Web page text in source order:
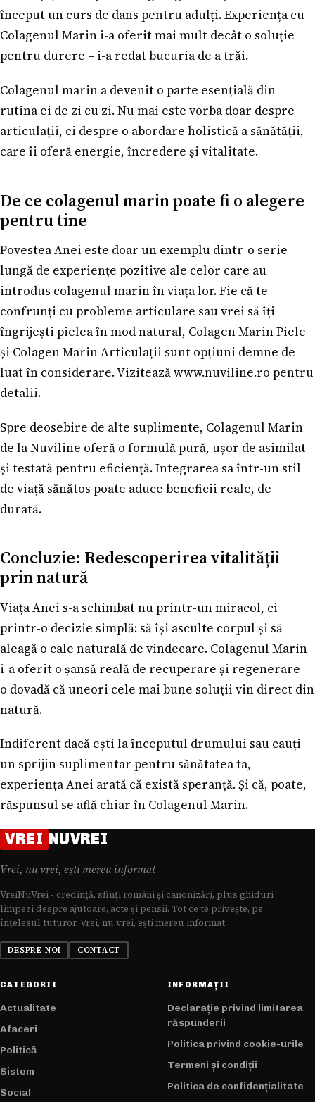
început un curs de dans pentru adulți. Experiența cu
Colagenul Marin i-a oferit mai mult decât o soluție
pentru durere – i-a redat bucuria de a trăi.
Colagenul marin a devenit o parte esențială din
rutina ei de zi cu zi. Nu mai este vorba doar despre
articulații, ci despre o abordare holistică a sănătății,
care îi oferă energie, încredere și vitalitate.
De ce colagenul marin poate fi o alegere
pentru tine
Povestea Anei este doar un exemplu dintr-o serie
lungă de experiențe pozitive ale celor care au
introdus colagenul marin în viața lor. Fie că te
confrunți cu probleme articulare sau vrei să îți
îngrijești pielea în mod natural, Colagen Marin Piele
și Colagen Marin Articulații sunt opțiuni demne de
luat în considerare. Vizitează www.nuviline.ro pentru
detalii.
Spre deosebire de alte suplimente, Colagenul Marin
de la Nuviline oferă o formulă pură, ușor de asimilat
și testată pentru eficiență. Integrarea sa într-un stil
de viață sănătos poate aduce beneficii reale, de
durată.
Concluzie: Redescoperirea vitalității
prin natură
Viața Anei s-a schimbat nu printr-un miracol, ci
printr-o decizie simplă: să își asculte corpul și să
aleagă o cale naturală de vindecare. Colagenul Marin
i-a oferit o șansă reală de recuperare și regenerare –
o dovadă că uneori cele mai bune soluții vin direct din
natură.
Indiferent dacă ești la începutul drumului sau cauți
un sprijin suplimentar pentru sănătatea ta,
experiența Anei arată că există speranță. Și că, poate,
răspunsul se află chiar în Colagenul Marin.
VREI NUVREI
Vrei, nu vrei, ești mereu informat
VreiNuVrei - credință, sfinți români și canonizări, plus ghiduri
limpezi despre ajutoare, acte și pensii. Tot ce te privește, pe
înțelesul tuturor. Vrei, nu vrei, ești mereu informat.
DESPRE NOI CONTACT
CATEGORII
Actualitate
Afaceri
Politică
Sistem
Social
INFORMAȚII
Declarație privind limitarea
răspunderii
Politica privind cookie-urile
Termeni și condiții
Politica de confidențialitate